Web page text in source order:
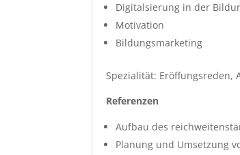
Digitalsierung in der
Motivation
Bildungsmarketing
Spezialität:
Referenzen
Aufbau des
Planung und Umsetzung